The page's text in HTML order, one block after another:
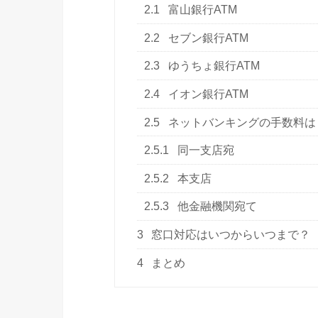
2.1 富山銀行ATM
2.2 セブン銀行ATM
2.3 ゆうちょ銀行ATM
2.4 イオン銀行ATM
2.5 ネットバンキングの手数料
2.5.1 同一支店宛
2.5.2 本支店
2.5.3 他金融機関宛て
3 窓口対応はいつからいつまで？
4 まとめ